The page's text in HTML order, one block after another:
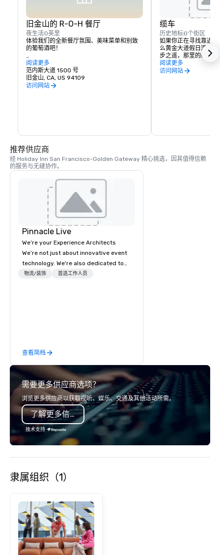
旧金山的 R-O-H 餐厅
夜生活0英里
体验我们的全新餐厅氛围、美味菜单和别致
的葡萄酒吧！
入住旧金山假日酒店的客人不必走太远就能
在旧金山找到一家美味的餐厅。我们为位于
诺布山附近的全新 R-O-H 酒吧和餐厅感到自
豪，该餐厅将提供最好的本地和国际精酿生
性酒。在这里，客人无需离开酒店即可品尝
到各种正宗的旧金山美食！
但是，当你准备好探索这个街区时，从假日
酒店步行即可到达旧金山市中心的60多家餐
厅。我们的酒店位于市中心，步行即可轻松
到达 Nob Hill、联合广场和更多旧金山市中心
阅读更多
范内斯大道 1500 号
旧金山, CA, US 94109
访问网站
缆车
历史地标0个街区
如果你正在寻找靠近
么黄金大道假日酒店
步之遥，那里的缆车
所有景点和声音。加
利福尼亚街和范内斯
阅读更多
访问网站
推荐供应商
经 Holiday Inn San Francisco-Golden Gateway 精心挑选，因其值得信赖
的服务与无缝协作。
Pinnacle Live
We’re your Experience Architects
We’re not just about innovative event
technology. We're also dedicated to
innovations in service, making it
edge technology meets innovative
design and flawless execution,
creating events that resonate long
after the curtain falls.
物流/装饰 首选工作人员
查看简档
需要更多供应商选项？
浏览更多供应商以获取视听、娱乐、交通及其他活动所需。
了解更多信息
技术支持
隶属组织（1）